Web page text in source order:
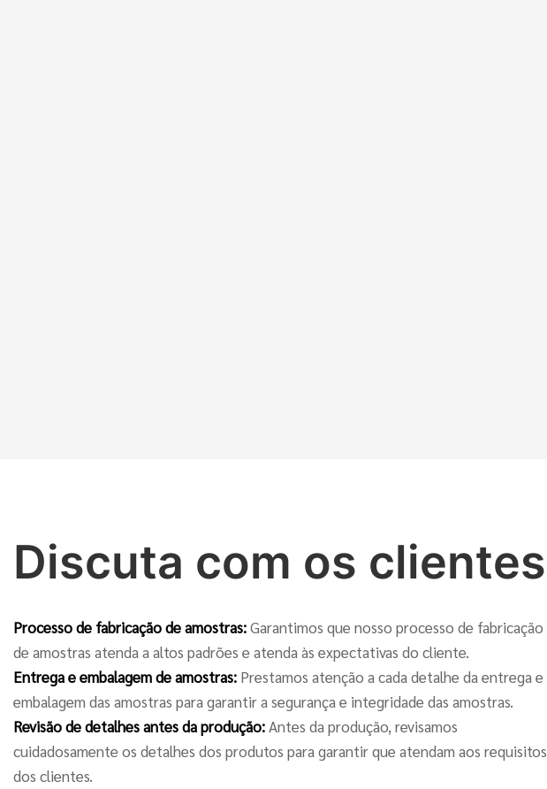
Discuta com os clientes
Processo de fabricação de amostras:Garantimos que nosso processo de fabricação
de amostras atenda a altos padrões e atenda às expectativas do cliente.
Entrega e embalagem de amostras: Prestamos atenção a cada detalhe da entrega e
embalagem das amostras para garantir a segurança e integridade das amostras.
Revisão de detalhes antes da produção:Antes da produção, revisamos
cuidadosamente os detalhes dos produtos para garantir que atendam aos requisitos
dos clientes.